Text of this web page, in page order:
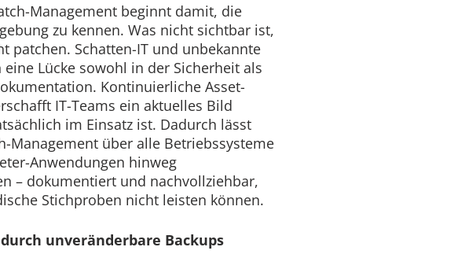
Management beginnt damit, die
zu kennen. Was nicht sichtbar ist,
patchen. Schatten-IT und unbekannte
eine Lücke sowohl in der Sicherheit als
Kontinuierliche Asset-
IT-Teams ein aktuelles Bild
im Einsatz ist. Dadurch lässt
Management über alle Betriebssysteme
Anwendungen hinweg
– dokumentiert und nachvollziehbar,
Stichproben nicht leisten können.
unveränderbare Backups